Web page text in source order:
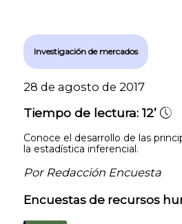
Investigación de mercados
28 de agosto de 2017
Tiempo de lectura:12’
Conoce el desarrollo de las
la estadística inferencial.
Por Redacción Encuesta
Encuestas de recursos